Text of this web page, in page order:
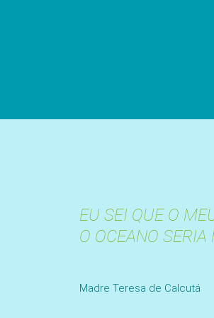
EU SEI QUE O
O OCEANO SERIA
Madre Teresa de Calcutá